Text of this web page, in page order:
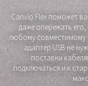
Canvio Flex поможет
даже опережать
любому совместимому
адаптер USB не
поставки
подключаться и к